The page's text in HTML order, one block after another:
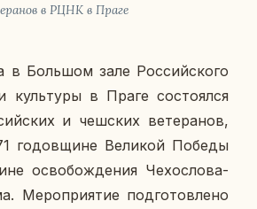
в РЦНК в Праге
в Боль­шом зале Рос­сий­ско­го
куль­ту­ры в Праге со­сто­ял­ся
и чеш­ских ве­те­ра­нов,
го­дов­щине Ве­ли­кой Победы
осво­бож­де­ния Че­хо­сло­ва­
Ме­ро­при­я­тие под­го­тов­ле­но